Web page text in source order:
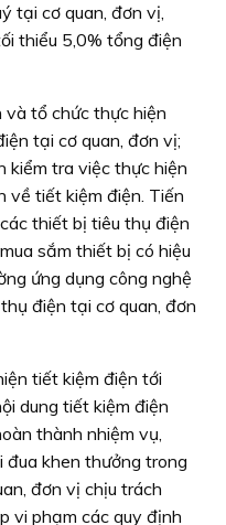
tại cơ quan, đơn vị,
thiểu 5,0% tổng điện
tổ chức thực hiện
tại cơ quan, đơn vị;
kiểm tra việc thực hiện
về tiết kiệm điện. Tiến
thiết bị tiêu thụ điện
sắm thiết bị có hiệu
ứng dụng công nghệ
điện tại cơ quan, đơn
tiết kiệm điện tới
dung tiết kiệm điện
thành nhiệm vụ,
đua khen thưởng trong
đơn vị chịu trách
vi phạm các quy định